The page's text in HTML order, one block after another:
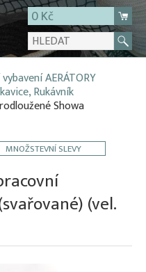
0 Kč
AERÁTORY
Rukávník
Showa
MNOŽSTEVNÍ SLEVY
(vel.